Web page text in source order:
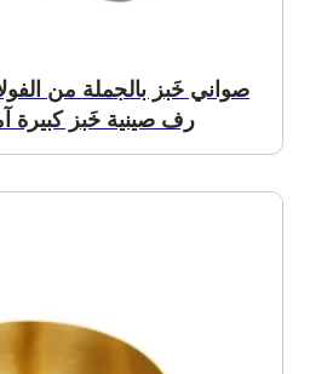
صواني خَبز بالجملة من
رف صينية خَبز كبيرة